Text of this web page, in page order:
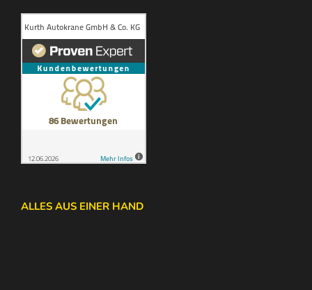
ALLES AUS EINER HAND